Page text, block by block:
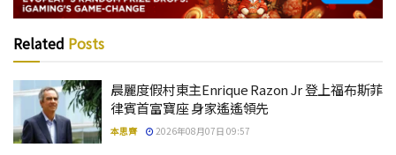
Related Posts
晨麗度假村東主Enrique Razon Jr 登上福布斯菲
律賓首富寶座 身家遙遙領先
本思齊 2026年08月07日 09:57